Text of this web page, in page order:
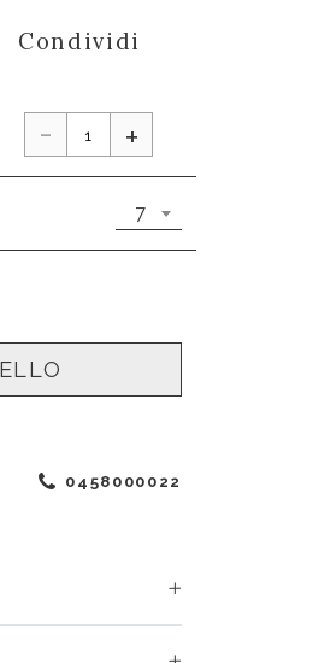
Condividi
- +
7
0458000022